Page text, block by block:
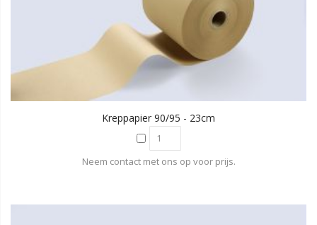
Kreppapier 90/95 - 23cm
Neem contact met ons op voor prijs.